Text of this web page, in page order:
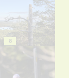
8